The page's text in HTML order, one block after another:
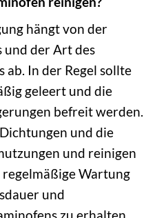
hängt von der
und der Art des
In der Regel sollte
geleert und die
befreit werden.
und die
und reinigen
regelmäßige Wartung
und